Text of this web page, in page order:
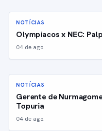
NOTÍCIAS
Olympiacos x NEC:
04 de ago.
NOTÍCIAS
Gerente de
Topuria
04 de ago.